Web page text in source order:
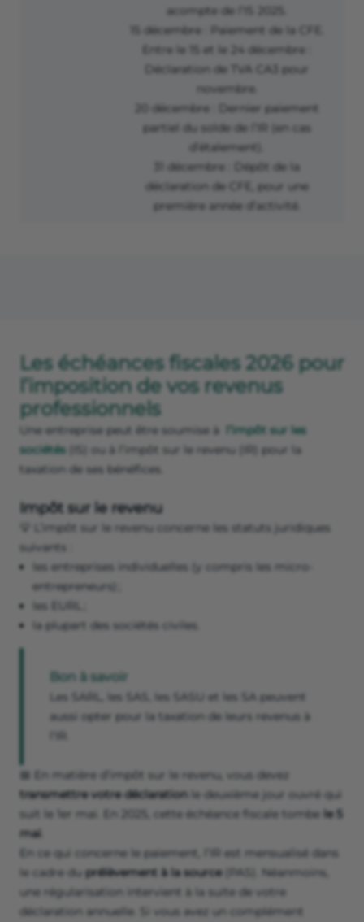
acompte de l’IS 2025.
15 décembre : Paiement de la CFE.
Entre le 15 et le 24 décembre :
Déclaration de TVA CA3 pour
novembre.
20 décembre : Dernier paiement
partiel du solde de l’IR (en cas
d’étalement).
31 décembre : Dépôt de la
déclaration de CFE, pour une
première année d’activité.
Les échéances fiscales 2026 pour
l’imposition de vos revenus
professionnels
Une entreprise peut être soumise à
l’impôt sur les
sociétés (IS) ou à l’impôt sur le revenu (IR) pour la
taxation de ses bénéfices.
Impôt sur le revenu
💡 L’impôt sur le revenu concerne les statuts juridiques
suivants :
les entreprises individuelles (y compris les micro-
entrepreneurs) ;
les EURL ;
la plupart des sociétés civiles.
Bon à savoir
Les SARL, les SAS, les SASU et les SA peuvent
aussi opter pour la taxation de leurs revenus à
📅 En matière d’impôt sur le revenu, vous devez
transmettre votre déclaration le deuxième jour ouvré qui
suit le 1er mai. En 2025, cette échéance fiscale tombe le 5
mai
En ce qui concerne le paiement, l’IR est mensualisé dans
le cadre du prélèvement à la source
(PAS). Néanmoins,
une régularisation intervient à la suite de votre
déclaration annuelle. Si vous avez un complément